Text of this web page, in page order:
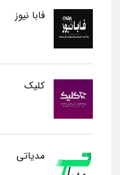
فابا نیوز
کلیک
مدیاتی